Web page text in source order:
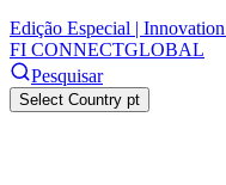
Edição Especial |
FI CONNECTGLOBAL
Pesquisar
Select Country pt